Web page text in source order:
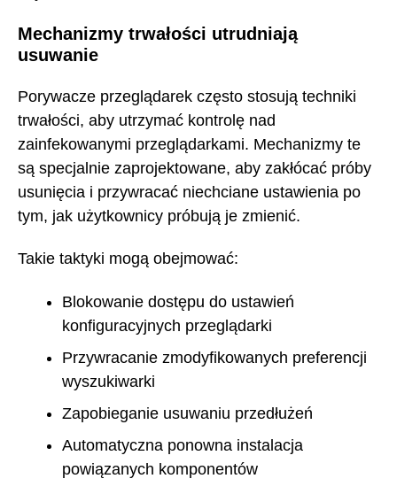
Mechanizmy trwałości utrudniają
usuwanie
Porywacze przeglądarek często stosują techniki
trwałości, aby utrzymać kontrolę nad
zainfekowanymi przeglądarkami. Mechanizmy te
są specjalnie zaprojektowane, aby zakłócać próby
usunięcia i przywracać niechciane ustawienia po
tym, jak użytkownicy próbują je zmienić.
Takie taktyki mogą obejmować:
Blokowanie dostępu do ustawień
konfiguracyjnych przeglądarki
Przywracanie zmodyfikowanych preferencji
wyszukiwarki
Zapobieganie usuwaniu przedłużeń
Automatyczna ponowna instalacja
powiązanych komponentów